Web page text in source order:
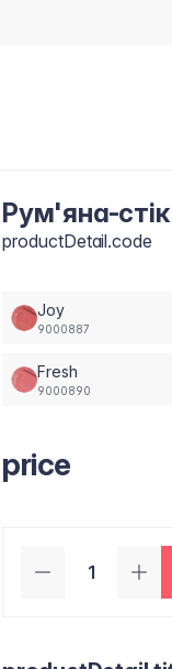
Рум'яна-
productDetail.code
Joy
9000887
Fresh
9000890
price